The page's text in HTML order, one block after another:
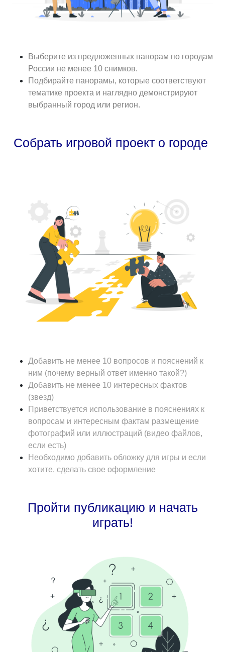
Выберите из предложенных панорам по городам
России не менее 10 снимков.
Подбирайте панорамы, которые соответствуют
тематике проекта и наглядно демонстрируют
выбранный город или регион.
Собрать игровой проект о городе
Добавить не менее 10 вопросов и пояснений к
ним (почему верный ответ именно такой?)
Добавить не менее 10 интересных фактов
(звезд)
Приветствуется использование в пояснениях к
вопросам и интересным фактам размещение
фотографий или иллюстраций (видео файлов,
если есть)
Необходимо добавить обложку для игры и если
хотите, сделать свое оформление
Пройти публикацию и начать
играть!